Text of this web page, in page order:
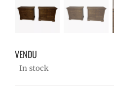
VENDU
VENDU
In stock